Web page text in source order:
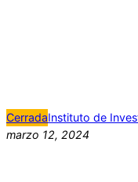
CerradaInstituto de
marzo 12, 2024